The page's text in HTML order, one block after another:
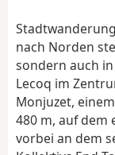
nach Norden
sondern auch
Lecoq im
Monjuzet,
480 m, auf dem
vorbei an dem